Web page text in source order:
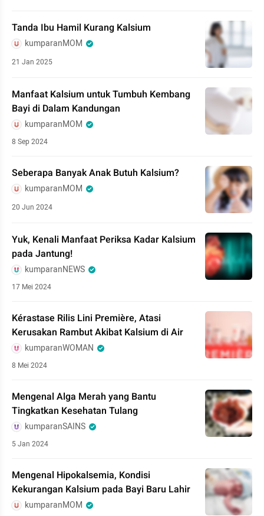
Tanda Ibu Hamil Kurang Kalsium
kumparanMOM
21 Jan 2025
Manfaat Kalsium untuk Tumbuh Kembang
Bayi di Dalam Kandungan
kumparanMOM
8 Sep 2024
Seberapa Banyak Anak Butuh Kalsium?
kumparanMOM
20 Jun 2024
Yuk, Kenali Manfaat Periksa Kadar Kalsium
pada Jantung!
kumparanNEWS
17 Mei 2024
Kérastase Rilis Lini Première, Atasi
Kerusakan Rambut Akibat Kalsium di Air
kumparanWOMAN
8 Mei 2024
Mengenal Alga Merah yang Bantu
Tingkatkan Kesehatan Tulang
kumparanSAINS
5 Jan 2024
Mengenal Hipokalsemia, Kondisi
Kekurangan Kalsium pada Bayi Baru Lahir
kumparanMOM